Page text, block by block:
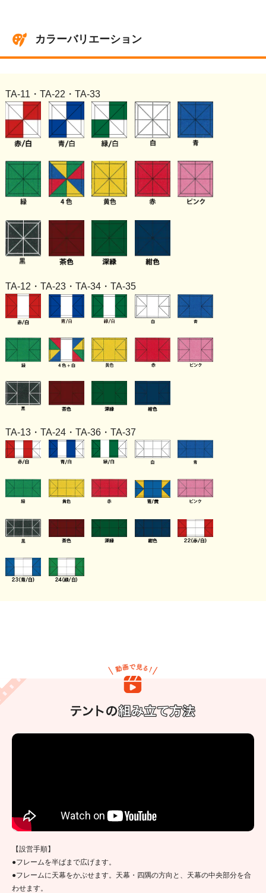
カラーバリエーション
TA-11・TA-22・TA-33
TA-12・TA-23・TA-34・TA-35
TA-13・TA-24・TA-36・TA-37
【設営手順】
●フレームを半ばまで広げます。
●フレームに天幕をかぶせます。天幕・四隅の方向と、天幕の中央部分を合
わせます。